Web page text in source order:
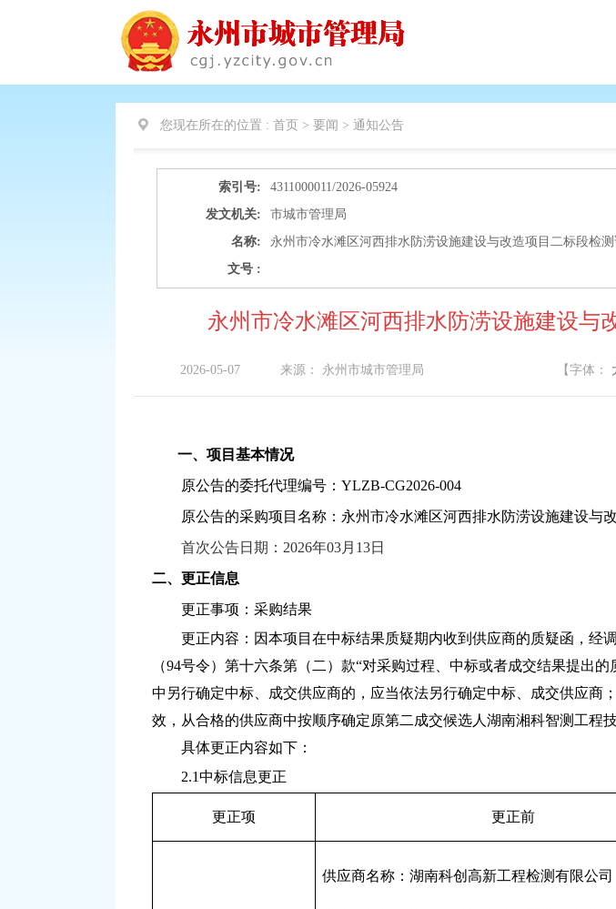
您现在所在的位置 : 首页 > 要闻 > 通知公告
索引号: 4311000011/2026-05924
发文机关:
市城市管理局
名称:
永州市冷水滩区河西排水防涝设施建设与改造项目二标段检
文号 :
永州市冷水滩区河西排水防涝设施建设与
2026-05-07 来源： 永州市城市管理局 【字体：
一、项目基本情况
原公告的委托代理编号： YLZB-CG2026-004
原公告的采购项目名称：永州市冷水滩区河西排水防涝设施建设与
首次公告日期： 2026年03月 13日
二、更正信息
更正事项：采购结果
更正内容：因本项目在中标结果质疑期内收到供应商的质疑函，经
（94号令）第十六条第（二）款“对采购过程、中标或者成交结果提出
中另行确定中标、成交供应商的，应当依法另行确定中标、成交供应商
效，从合格的供应商中按顺序确定原第二成交候选人 湖南湘科智测工程
具体更正内容如下：
2.1中标信息更正
更正项 更正前
供应商名称：湖南科创高新工程检测有限公司